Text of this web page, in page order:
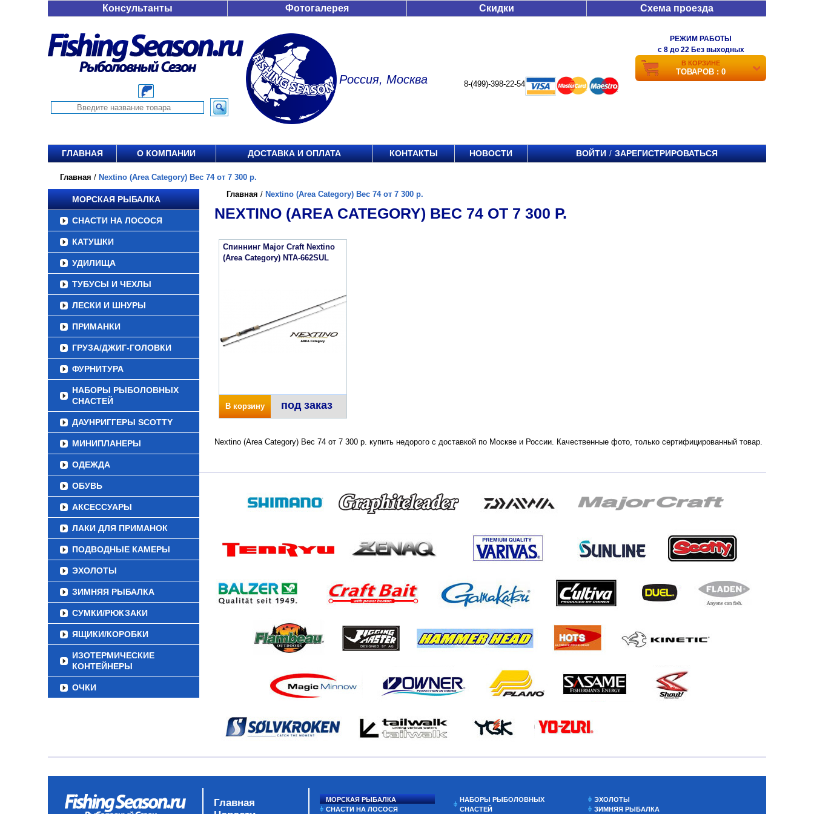
Консультанты Фотогалерея Скидки Схема проезда
Россия, Москва 8-(499)-398-22-54
РЕЖИМ РАБОТЫ
c 8 до 22 Без выходных
В КОРЗИНЕ
ТОВАРОВ : 0
ГЛАВНАЯ О КОМПАНИИ ДОСТАВКА И ОПЛАТА КОНТАКТЫ НОВОСТИ ВОЙТИ / ЗАРЕГИСТРИРОВАТЬСЯ
Главная / Nextino (Area Category) Вес 74 от 7 300 р.
МОРСКАЯ РЫБАЛКА
СНАСТИ НА ЛОСОСЯ
КАТУШКИ
УДИЛИЩА
ТУБУСЫ И ЧЕХЛЫ
ЛЕСКИ И ШНУРЫ
ПРИМАНКИ
ГРУЗА/ДЖИГ-ГОЛОВКИ
ФУРНИТУРА
НАБОРЫ РЫБОЛОВНЫХ
СНАСТЕЙ
ДАУНРИГГЕРЫ SCOTTY
МИНИПЛАНЕРЫ
ОДЕЖДА
ОБУВЬ
АКСЕССУАРЫ
ЛАКИ ДЛЯ ПРИМАНОК
ПОДВОДНЫЕ КАМЕРЫ
ЭХОЛОТЫ
ЗИМНЯЯ РЫБАЛКА
СУМКИ/РЮКЗАКИ
ЯЩИКИ/КОРОБКИ
ИЗОТЕРМИЧЕСКИЕ
КОНТЕЙНЕРЫ
ОЧКИ
Главная / Nextino (Area Category) Вес 74 от 7 300 р.
NEXTINO (AREA CATEGORY) ВЕС 74 ОТ 7 300 Р.
Спиннинг Major Craft Nextino
(Area Category) NTA-662SUL
В корзину под заказ
Nextino (Area Category) Вес 74 от 7 300 р. купить недорого с доставкой по Москве и России. Качественные фото, только сертифицированный товар.
Главная
МОРСКАЯ РЫБАЛКА
СНАСТИ НА ЛОСОСЯ
НАБОРЫ РЫБОЛОВНЫХ
СНАСТЕЙ
ЭХОЛОТЫ
ЗИМНЯЯ РЫБАЛКА